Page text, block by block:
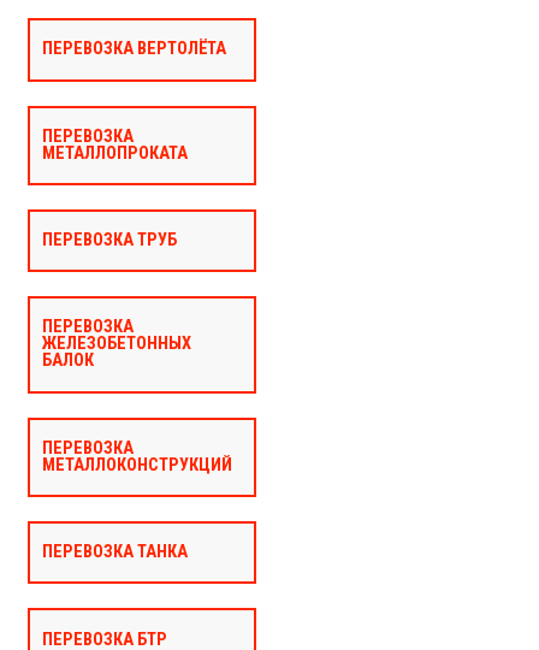
ПЕРЕВОЗКА ВЕРТОЛЁТА
ПЕРЕВОЗКА
МЕТАЛЛОПРОКАТА
ПЕРЕВОЗКА ТРУБ
ПЕРЕВОЗКА
ЖЕЛЕЗОБЕТОННЫХ
БАЛОК
ПЕРЕВОЗКА
МЕТАЛЛОКОНСТРУКЦИЙ
ПЕРЕВОЗКА ТАНКА
ПЕРЕВОЗКА БТР